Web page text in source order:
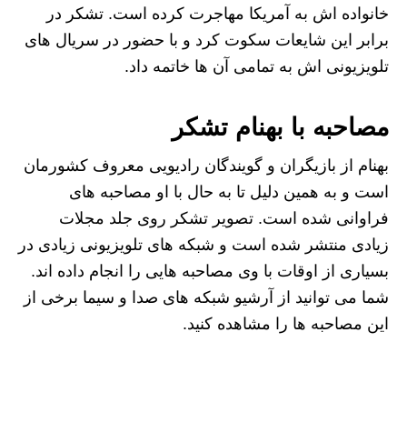
خانواده اش به آمریکا مهاجرت کرده است. تشکر در
برابر این شایعات سکوت کرد و با حضور در سریال های
تلویزیونی اش به تمامی آن ها خاتمه داد.
مصاحبه با بهنام تشکر
بهنام از بازیگران و گویندگان رادیویی معروف کشورمان
است و به همین دلیل تا به حال با او مصاحبه های
فراوانی شده است. تصویر تشکر روی جلد مجلات
زیادی منتشر شده است و شبکه های تلویزیونی زیادی در
بسیاری از اوقات با وی مصاحبه هایی را انجام داده اند.
شما می توانید از آرشیو شبکه های صدا و سیما برخی از
این مصاحبه ها را مشاهده کنید.